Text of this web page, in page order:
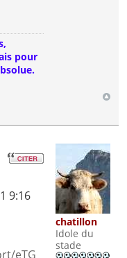
pour
9:16
eTG
chatillon
Idole du
stade